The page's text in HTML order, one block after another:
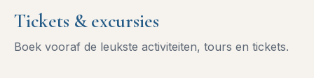
Tickets & excursies
Boek vooraf de leukste activiteiten, tours en tickets.